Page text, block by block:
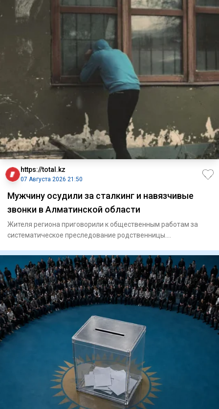
https://total.kz
07 Августа 2026 21:50
Мужчину осудили за сталкинг и навязчивые
звонки в Алматинской области
Жителя региона приговорили к общественным работам за
систематическое преследование родственницы.